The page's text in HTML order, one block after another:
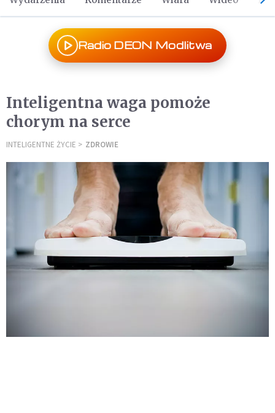
Radio DEON Modlitwa
Inteligentna waga pomoże
chorym na serce
INTELIGENTNE ŻYCIE ZDROWIE